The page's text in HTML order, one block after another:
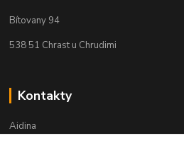
Bítovany 94
538 51 Chrast u Chrudimi
Kontakty
Aidina